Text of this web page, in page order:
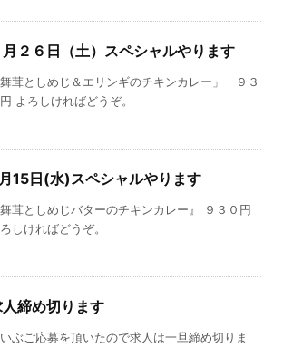
月２６日（土）スペシャルやります
舞茸としめじ＆エリンギのチキンカレー」 ９３
よろしければどうぞ。
15日(水)スペシャルやります
舞茸としめじバターのチキンカレー』 ９３０円
しければどうぞ。
締め切ります
ぶご応募を頂いたので求人は一旦締め切りま